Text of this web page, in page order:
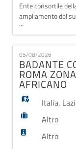
Ente consortile
ampliamento del
SOCIALE iscritto/a
gestire ed erogare
politiche sociali per
provincia di
stiamo cercando è
...
05/08/2026
BADANTE
ROMA
AFRICANO
Italia,
Altro
Altro